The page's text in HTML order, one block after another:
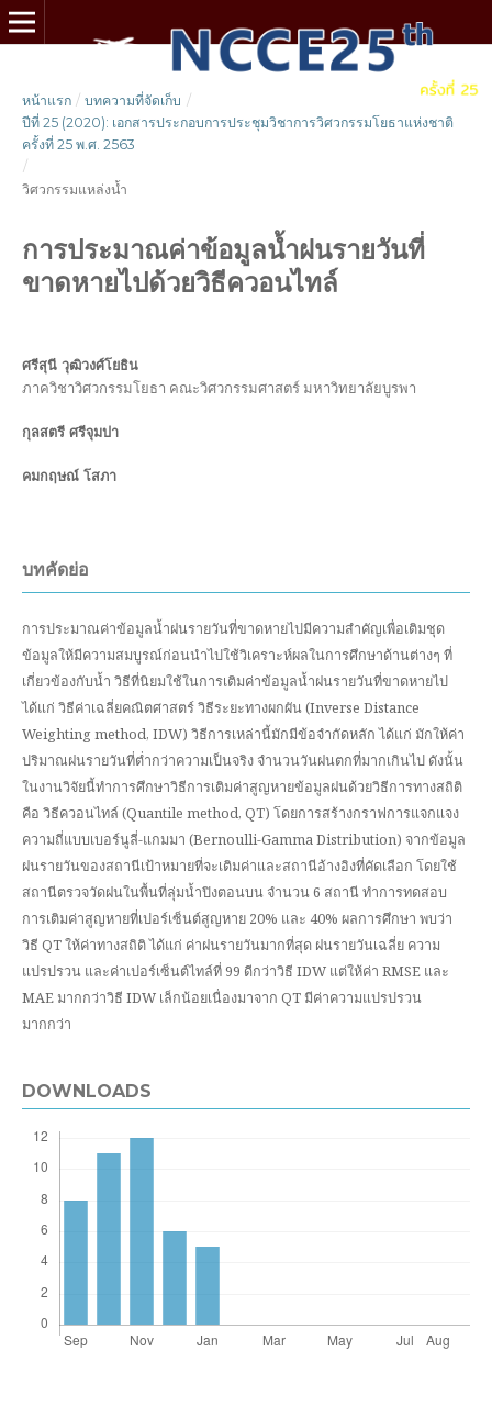
หน้าแรก / บทความที่จัดเก็บ /
ปีที่ 25 (2020): เอกสารประกอบการประชุมวิชาการวิศวกรรมโยธาแห่งชาติ
ครั้งที่ 25 พ.ศ. 2563
/
วิศวกรรมแหล่งน้ำ
การประมาณค่าข้อมูลน้ำฝนรายวันที่
ขาดหายไปด้วยวิธีควอนไทล์
ศรีสุนี วุฒิวงศ์โยธิน
ภาควิชาวิศวกรรมโยธา คณะวิศวกรรมศาสตร์ มหาวิทยาลัยบูรพา
กุลสตรี ศรีจุมปา
คมกฤษณ์ โสภา
บทคัดย่อ
การประมาณค่าข้อมูลน้ำฝนรายวันที่ขาดหายไปมีความสำคัญเพื่อเติมชุด
ข้อมูลให้มีความสมบูรณ์ก่อนนำไปใช้วิเคราะห์ผลในการศึกษาด้านต่างๆ ที่
เกี่ยวข้องกับน้ำ วิธีที่นิยมใช้ในการเติมค่าข้อมูลน้ำฝนรายวันที่ขาดหายไป
ได้แก่ วิธีค่าเฉลี่ยคณิตศาสตร์ วิธีระยะทางผกผัน (Inverse Distance
Weighting method, IDW) วิธีการเหล่านี้มักมีข้อจำกัดหลัก ได้แก่ มักให้ค่า
ปริมาณฝนรายวันที่ต่ำกว่าความเป็นจริง จำนวนวันฝนตกที่มากเกินไป ดังนั้น
ในงานวิจัยนี้ทำการศึกษาวิธีการเติมค่าสูญหายข้อมูลฝนด้วยวิธีการทางสถิติ
คือ วิธีควอนไทล์ (Quantile method, QT) โดยการสร้างกราฟการแจกแจง
ความถี่แบบเบอร์นูลี่-แกมมา (Bernoulli-Gamma Distribution) จากข้อมูล
ฝนรายวันของสถานีเป้าหมายที่จะเติมค่าและสถานีอ้างอิงที่คัดเลือก โดยใช้
สถานีตรวจวัดฝนในพื้นที่ลุ่มน้ำปิงตอนบน จำนวน 6 สถานี ทำการทดสอบ
การเติมค่าสูญหายที่เปอร์เซ็นต์สูญหาย 20% และ 40% ผลการศึกษา พบว่า
วิธี QT ให้ค่าทางสถิติ ได้แก่ ค่าฝนรายวันมากที่สุด ฝนรายวันเฉลี่ย ความ
แปรปรวน และค่าเปอร์เซ็นต์ไทล์ที่ 99 ดีกว่าวิธี IDW แต่ให้ค่า RMSE และ
MAE มากกว่าวิธี IDW เล็กน้อยเนื่องมาจาก QT มีค่าความแปรปรวน
มากกว่า
DOWNLOADS